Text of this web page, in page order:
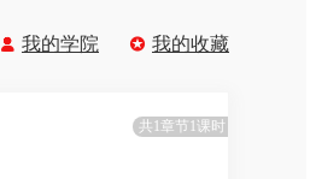
 我的学院  我的收藏
共1章节1课时